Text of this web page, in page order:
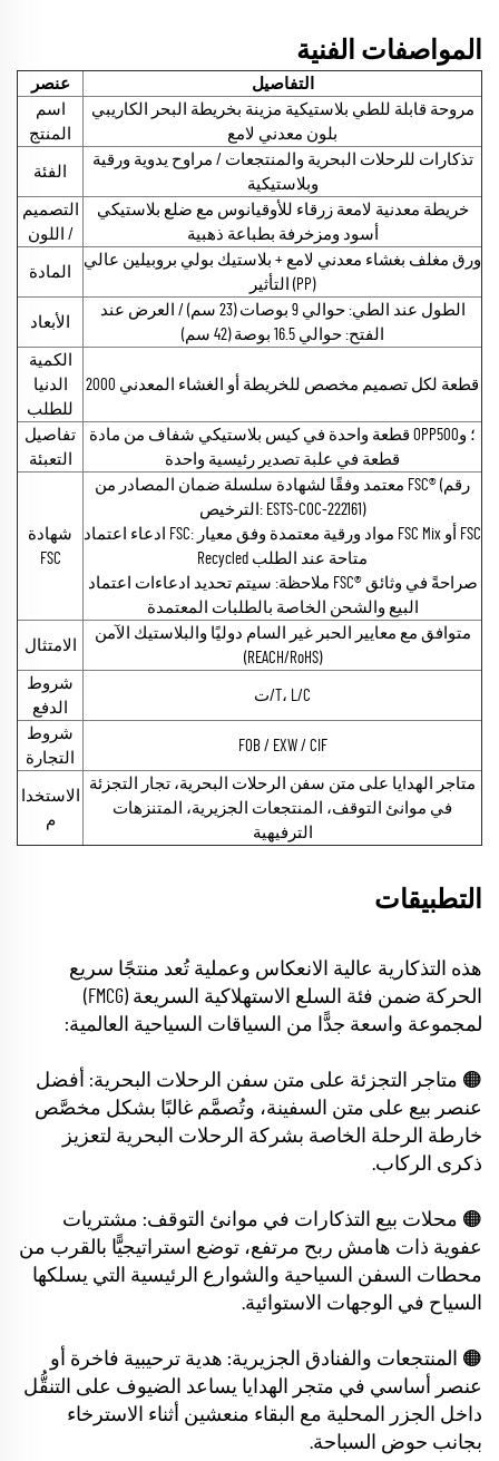
المواصفات الفنية
عنصر
التفاصيل
اسم
المنتج
مروحة قابلة للطي بلاستيكية مزينة بخريطة البحر الكاريبي
بلون معدني لامع
الفئة
تذكارات للرحلات البحرية والمنتجعات / مراوح يدوية ورقية
وبلاستيكية
التصميم
/ اللون
خريطة معدنية لامعة زرقاء للأوقيانوس مع ضلع بلاستيكي
أسود ومزخرفة بطباعة ذهبية
المادة
ورق مغلف بغشاء معدني لامع + بلاستيك بولي بروبيلين عالي
التأثير (PP)
الأبعاد
الطول عند الطي: حوالي 9 بوصات (23 سم) / العرض عند
الفتح: حوالي 16.5 بوصة (42 سم)
الكمية
الدنيا
للطلب
2000 قطعة لكل تصميم مخصص للخريطة أو الغشاء المعدني
تفاصيل
التعبئة
قطعة واحدة في كيس بلاستيكي شفاف من مادة OPP؛ و500
قطعة في علبة تصدير رئيسية واحدة
شهادة
FSC
معتمد وفقًا لشهادة سلسلة ضمان المصادر من FSC® (رقم
الترخيص: ESTS-COC-222161)
ادعاء اعتماد FSC: مواد ورقية معتمدة وفق معيار FSC Mix أو FSC
Recycled متاحة عند الطلب
ملاحظة: سيتم تحديد ادعاءات اعتماد FSC® صراحةً في وثائق
البيع والشحن الخاصة بالطلبات المعتمدة
الامتثال
متوافق مع معايير الحبر غير السام دوليًا والبلاستيك الآمن
(REACH/RoHS)
شروط
الدفع
ت/T، L/C
شروط
التجارة
FOB / EXW / CIF
الاستخدا
م
متاجر الهدايا على متن سفن الرحلات البحرية، تجار التجزئة
في موانئ التوقف، المنتجعات الجزيرية، المتنزهات
الترفيهية
التطبيقات
هذه التذكارية عالية الانعكاس وعملية تُعد منتجًا سريع
الحركة ضمن فئة السلع الاستهلاكية السريعة (FMCG)
لمجموعة واسعة جدًّا من السياقات السياحية العالمية:
🟠 متاجر التجزئة على متن سفن الرحلات البحرية: أفضل
عنصر بيع على متن السفينة، وتُصمَّم غالبًا بشكل مخصَّص
خارطة الرحلة الخاصة بشركة الرحلات البحرية لتعزيز
ذكرى الركاب.
🟠 محلات بيع التذكارات في موانئ التوقف: مشتريات
عفوية ذات هامش ربح مرتفع، توضع استراتيجيًّا بالقرب من
محطات السفن السياحية والشوارع الرئيسية التي يسلكها
السياح في الوجهات الاستوائية.
🟠 المنتجعات والفنادق الجزيرية: هدية ترحيبية فاخرة أو
عنصر أساسي في متجر الهدايا يساعد الضيوف على التنقُّل
داخل الجزر المحلية مع البقاء منعشين أثناء الاسترخاء
بجانب حوض السباحة.